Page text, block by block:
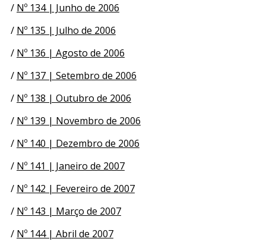
/ Nº 134 | Junho de 2006
/ Nº 135 | Julho de 2006
/ Nº 136 | Agosto de 2006
/ Nº 137 | Setembro de 2006
/ Nº 138 | Outubro de 2006
/ Nº 139 | Novembro de 2006
/ Nº 140 | Dezembro de 2006
/ Nº 141 | Janeiro de 2007
/ Nº 142 | Fevereiro de 2007
/ Nº 143 | Março de 2007
/ Nº 144 | Abril de 2007